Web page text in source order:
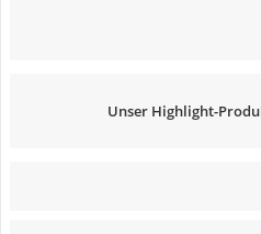
Unser Highlight-